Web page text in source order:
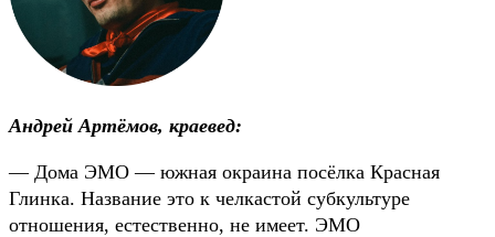
Андрей Артёмов, краевед:
— Дома ЭМО — южная окраина посёлка Красная
Глинка. Название это к челкастой субкультуре
отношения, естественно, не имеет. ЭМО